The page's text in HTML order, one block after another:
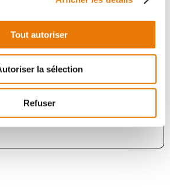
Tout autoriser
la sélection
Refuser
12 250 €HT/Mois
sortie n°4 à Montussan,
plusieurs surfaces à usage de
à la location au sein d'un
surfaces...